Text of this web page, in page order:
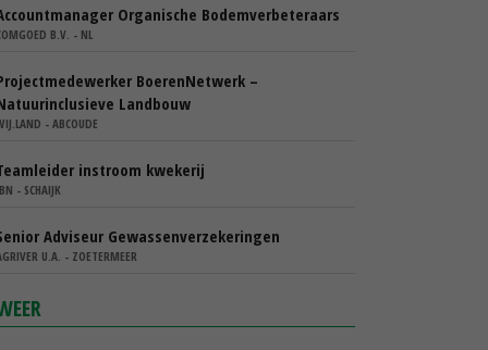
Organische Bodemverbeteraars
B.V. - NL
BoerenNetwerk –
Landbouw
- ABCOUDE
instroom kwekerij
- SCHAIJK
Adviseur Gewassenverzekeringen
U.A. - ZOETERMEER